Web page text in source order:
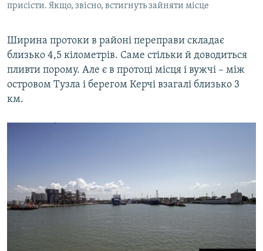
присісти. Якщо, звісно, встигнуть зайняти місце
Ширина протоки в районі переправи складає
близько 4,5 кілометрів. Саме стільки й доводиться
пливти порому. Але є в протоці місця і вужчі – між
островом Тузла і берегом Керчі взагалі близько 3
км.